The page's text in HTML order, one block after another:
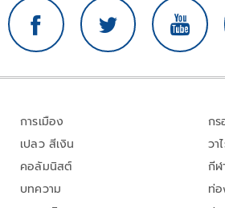
การเมือง
เปลว สีเงิน
คอลัมนิสต์
บทความ
ก
วา
กีฬ
ท่